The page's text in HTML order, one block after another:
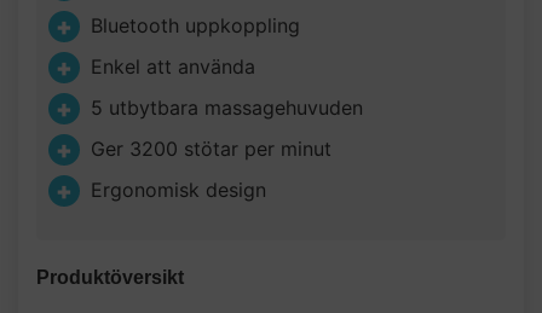
Bluetooth uppkoppling
Enkel att använda
5 utbytbara massagehuvuden
Ger 3200 stötar per minut
Ergonomisk design
Produktöversikt